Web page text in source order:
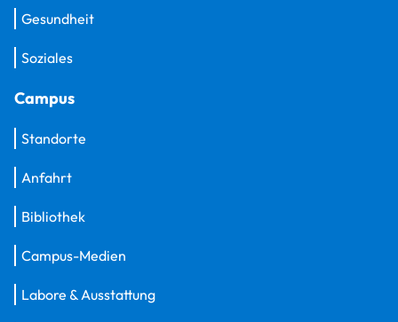
Gesundheit
Soziales
Campus
Standorte
Anfahrt
Bibliothek
Campus-Medien
Labore & Ausstattung